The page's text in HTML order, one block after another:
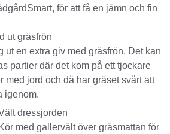
för att få en jämn och fin
ut gräsfrön
ut en extra giv med gräsfrön. Det kan
partier där det kom på ett tjockare
med jord och då har gräset svårt att
igenom.
dressjorden
Kör med gallervält över gräsmattan för